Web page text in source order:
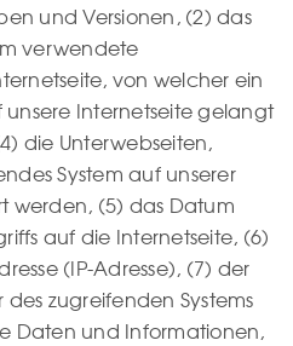
und Versionen, (2) das
verwendete
von welcher ein
unsere Internetseite gelangt
die Unterwebseiten,
System auf unserer
werden, (5) das Datum
auf die Internetseite, (6)
(IP-Adresse), (7) der
zugreifenden Systems
Daten und Informationen,